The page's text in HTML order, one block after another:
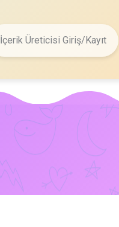
İçerik Üreticisi Giriş/Kayıt